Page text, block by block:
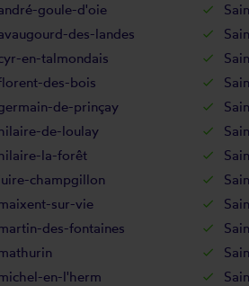
goule-d'oie
des-landes
en-talmondais
des-bois
de-prinçay
de-loulay
la-forêt
champgillon
sur-vie
des-fontaines
en-l'herm